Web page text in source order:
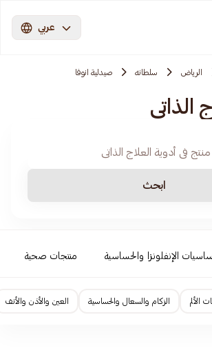
عربي
الرياض سلطانه صيدلية انوفا
الذاتي
ابحث
أساسيات الإنفلونزا والحساسية منتجات صحية
الألم الزكام والسعال والحساسية العين والأذن والأنف